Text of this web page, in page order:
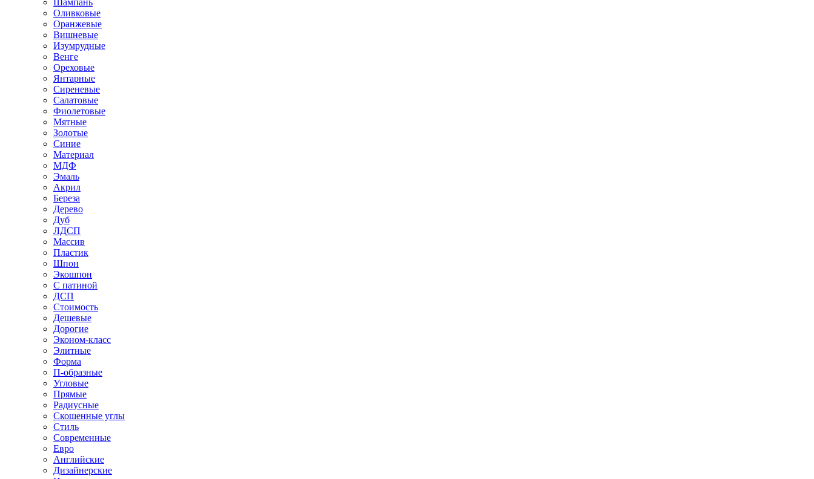
Оливковые
Оранжевые
Вишневые
Изумрудные
Венге
Ореховые
Янтарные
Сиреневые
Салатовые
Фиолетовые
Мятные
Золотые
Синие
Материал
МДФ
Эмаль
Акрил
Береза
Дерево
Дуб
ЛДСП
Массив
Пластик
Шпон
Экошпон
С патиной
ДСП
Стоимость
Дешевые
Дорогие
Эконом-класс
Элитные
Форма
П-образные
Угловые
Прямые
Радиусные
Скошенные углы
Стиль
Современные
Евро
Английские
Дизайнерские